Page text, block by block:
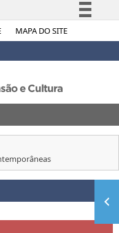
MAPA DO SITE
Simplifique!
Acesso à informação
Legislação
e Cultura